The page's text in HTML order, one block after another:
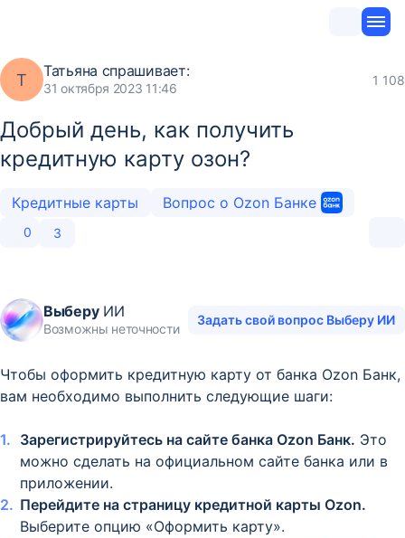
Т Татьяна спрашивает:
31 октября 2023 11:46
1 108
Добрый день, как получить
кредитную карту озон?
Кредитные карты Вопрос о Ozon Банке
0 3
ВыберуИИ
Возможны неточности
Задать свой вопрос Выберу ИИ
Чтобы оформить кредитную карту от банка Ozon Банк,
вам необходимо выполнить следующие шаги:
Зарегистрируйтесь на сайте банка Ozon Банк. Это
можно сделать на официальном сайте банка или в
приложении.
Перейдите на страницу кредитной карты Ozon.
Выберите опцию «Оформить карту».